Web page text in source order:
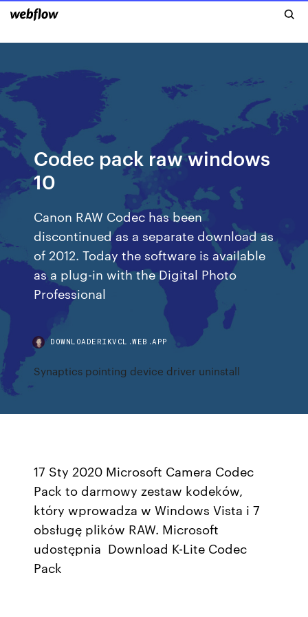
Codec pack raw windows
10
Canon RAW Codec has been
discontinued as a separate download as
of 2012. Today the software is available
as a plug-in with the Digital Photo
Professional
DOWNLOADERIKVCL.WEB.APP
Synaptics pointing device driver uninstall
17 Sty 2020 Microsoft Camera Codec
Pack to darmowy zestaw kodeków,
który wprowadza w Windows Vista i 7
obsługę plików RAW. Microsoft
udostępnia Download K-Lite Codec
Pack